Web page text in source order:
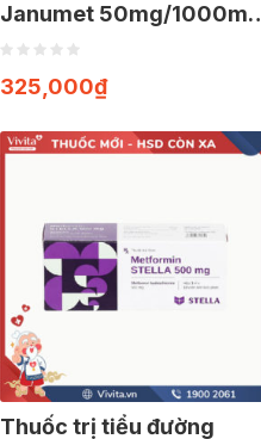
Janumet 50mg/1000mg
| Hộp 28 viên
325,000₫
Thuốc trị tiểu đường